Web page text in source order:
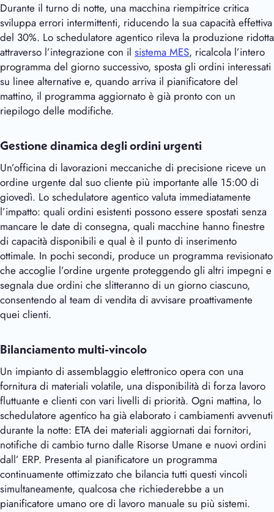
Durante il turno di notte, una macchina riempitrice critica
sviluppa errori intermittenti, riducendo la sua capacità effettiva
del 30%. Lo schedulatore agentico rileva la produzione ridotta
attraverso l’integrazione con il sistema MES, ricalcola l’intero
programma del giorno successivo, sposta gli ordini interessati
su linee alternative e, quando arriva il pianificatore del
mattino, il programma aggiornato è già pronto con un
riepilogo delle modifiche.
Gestione dinamica degli ordini urgenti
Un’officina di lavorazioni meccaniche di precisione riceve un
ordine urgente dal suo cliente più importante alle 15:00 di
giovedì. Lo schedulatore agentico valuta immediatamente
l’impatto: quali ordini esistenti possono essere spostati senza
mancare le date di consegna, quali macchine hanno finestre
di capacità disponibili e qual è il punto di inserimento
ottimale. In pochi secondi, produce un programma revisionato
che accoglie l’ordine urgente proteggendo gli altri impegni e
segnala due ordini che slitteranno di un giorno ciascuno,
consentendo al team di vendita di avvisare proattivamente
quei clienti.
Bilanciamento multi-vincolo
Un impianto di assemblaggio elettronico opera con una
fornitura di materiali volatile, una disponibilità di forza lavoro
fluttuante e clienti con vari livelli di priorità. Ogni mattina, lo
schedulatore agentico ha già elaborato i cambiamenti avvenuti
durante la notte: ETA dei materiali aggiornati dai fornitori,
notifiche di cambio turno dalle Risorse Umane e nuovi ordini
dall’ ERP. Presenta al pianificatore un programma
continuamente ottimizzato che bilancia tutti questi vincoli
simultaneamente, qualcosa che richiederebbe a un
pianificatore umano ore di lavoro manuale su più sistemi.